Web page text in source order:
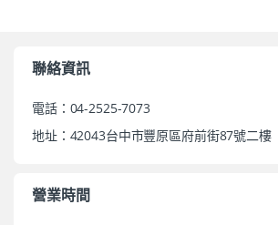
聯絡資訊
電話：04-2525-7073
地址：42043台中市豐原區府前街87號二樓
營業時間